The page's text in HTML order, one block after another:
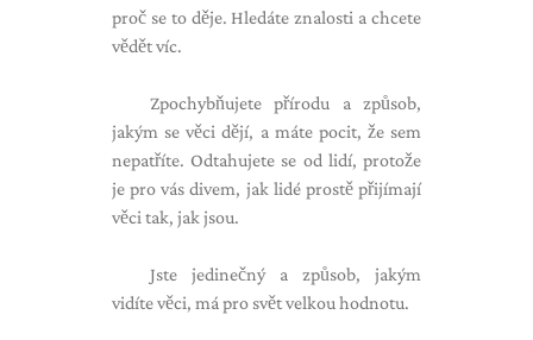
proč se to děje. Hledáte znalosti a chcete
vědět víc.
Zpochybňujete přírodu a způsob,
jakým se věci dějí, a máte pocit, že sem
nepatříte. Odtahujete se od lidí, protože
je pro vás divem, jak lidé prostě přijímají
věci tak, jak jsou.
Jste jedinečný a způsob, jakým
vidíte věci, má pro svět velkou hodnotu.